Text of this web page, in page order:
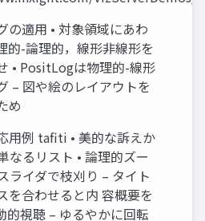
の適用 • 対象領域にあわ
的-論理的，線形非線形を
• PositLogは物理的-線形
– 図や絵のレイアウトを
め
用例 tafiti • 美的な訴えか
なるリスト • 論理的ズー
ライダで枝刈り – タイト
を合わせると内 容概要を
的視聴 – ゆるやかに回転